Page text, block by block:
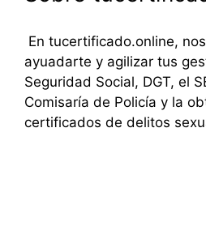
En tucertificado.online,
ayuadarte y agilizar tus
Seguridad Social, DGT, el
Comisaría de Policía y la
certificados de delitos